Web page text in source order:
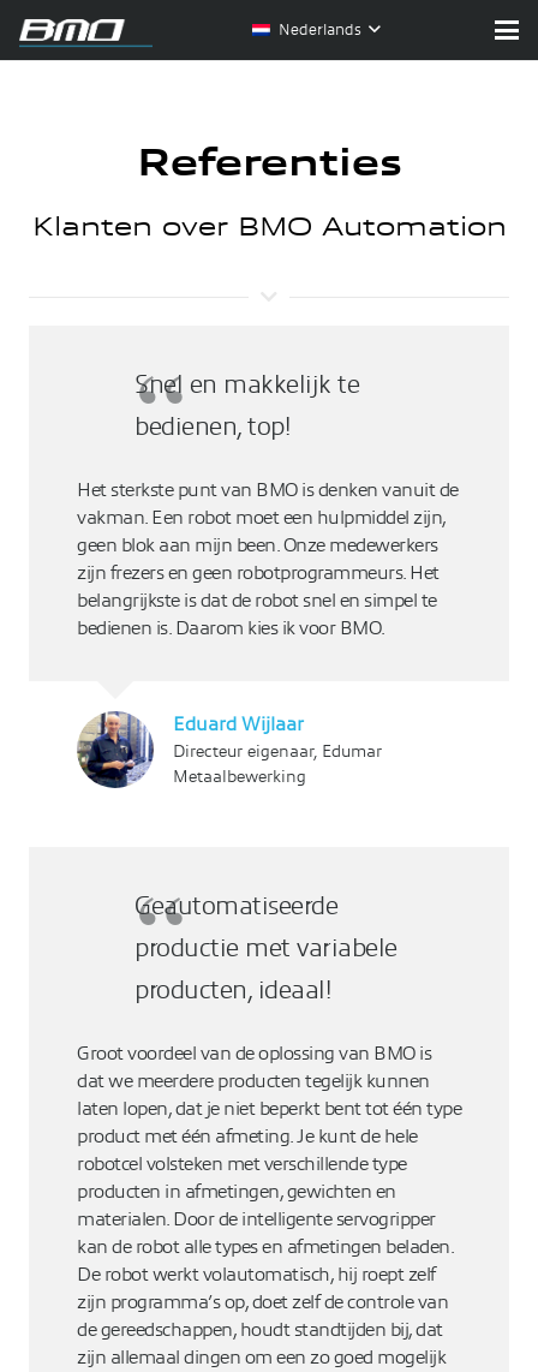
Nederlands
Referenties
Klanten over BMO Automation
Snel en makkelijk te
bedienen, top!
Het sterkste punt van BMO is denken vanuit de
vakman. Een robot moet een hulpmiddel zijn,
geen blok aan mijn been. Onze medewerkers
zijn frezers en geen robotprogrammeurs. Het
belangrijkste is dat de robot snel en simpel te
bedienen is. Daarom kies ik voor BMO.
Eduard Wijlaar
Directeur eigenaar, Edumar
Metaalbewerking
Geautomatiseerde
productie met variabele
producten, ideaal!
Groot voordeel van de oplossing van BMO is
dat we meerdere producten tegelijk kunnen
laten lopen, dat je niet beperkt bent tot één type
product met één afmeting. Je kunt de hele
robotcel volsteken met verschillende type
producten in afmetingen, gewichten en
materialen. Door de intelligente servogripper
kan de robot alle types en afmetingen beladen.
De robot werkt volautomatisch, hij roept zelf
zijn programma’s op, doet zelf de controle van
de gereedschappen, houdt standtijden bij, dat
zijn allemaal dingen om een zo goed mogelijk